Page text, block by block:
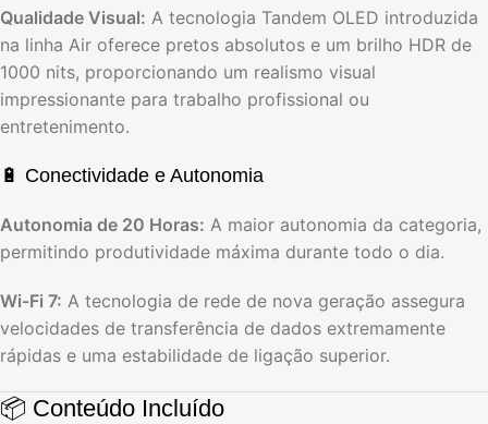
Qualidade Visual: A tecnologia Tandem OLED introduzida
na linha Air oferece pretos absolutos e um brilho HDR de
1000 nits, proporcionando um realismo visual
impressionante para trabalho profissional ou
entretenimento.
🔋 Conectividade e Autonomia
Autonomia de 20 Horas: A maior autonomia da categoria,
permitindo produtividade máxima durante todo o dia.
Wi-Fi 7: A tecnologia de rede de nova geração assegura
velocidades de transferência de dados extremamente
rápidas e uma estabilidade de ligação superior.
📦 Conteúdo Incluído